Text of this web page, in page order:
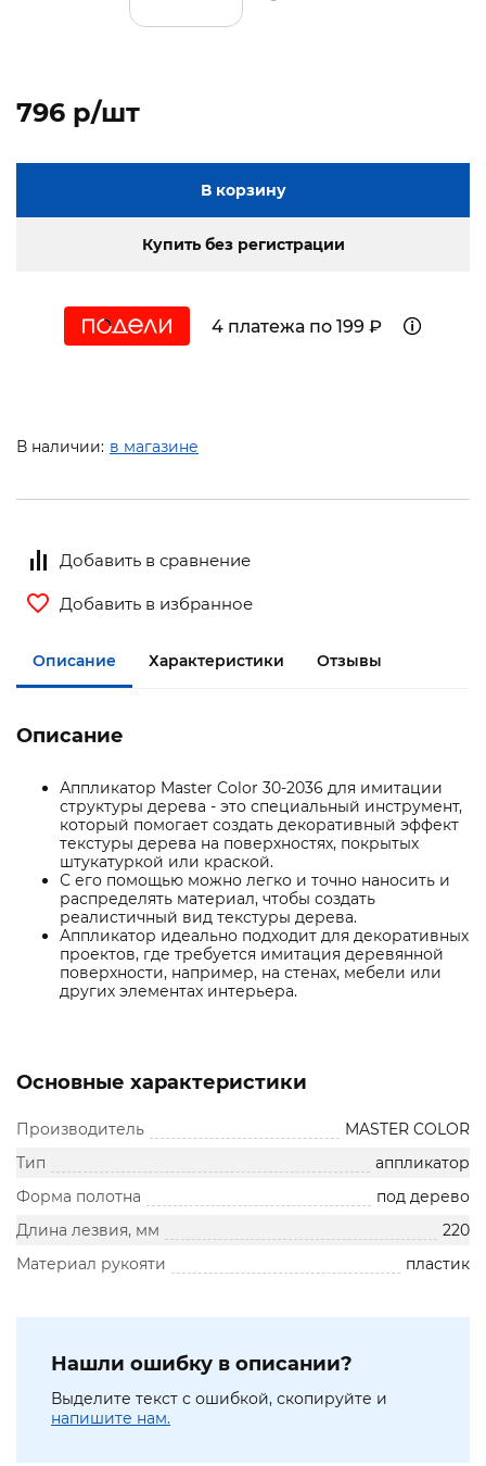
796 p/шт
В корзину
Купить без регистрации
4 платежа по 199 ₽
В наличии: в магазине
Добавить в сравнение
Добавить в избранное
Описание Характеристики Отзывы
Описание
Аппликатор Master Color 30-2036 для имитации
структуры дерева - это специальный инструмент,
который помогает создать декоративный эффект
текстуры дерева на поверхностях, покрытых
штукатуркой или краской.
С его помощью можно легко и точно наносить и
распределять материал, чтобы создать
реалистичный вид текстуры дерева.
Аппликатор идеально подходит для декоративных
проектов, где требуется имитация деревянной
поверхности, например, на стенах, мебели или
других элементах интерьера.
Основные характеристики
Производитель
MASTER COLOR
Тип
аппликатор
Форма полотна
под дерево
Длина лезвия, мм
220
Материал рукояти
пластик
Нашли ошибку в описании?
Выделите текст с ошибкой, скопируйте и
напишите нам.